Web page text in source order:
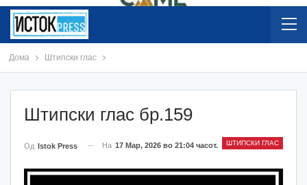
Дома Штипски глас
Штипски глас бр.159
ШТИПСКИ ГЛАС
Од Istok Press На 17 Мар, 2026 во 21:04 часот.